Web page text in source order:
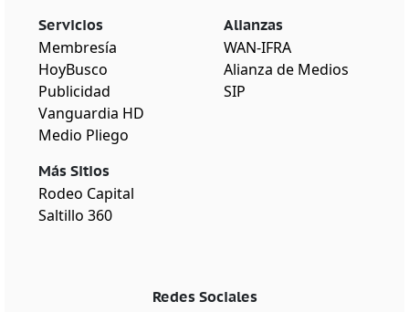
Servicios
Membresía
HoyBusco
Publicidad
Vanguardia HD
Medio Pliego
Más Sitios
Rodeo Capital
Saltillo 360
Alianzas
WAN-IFRA
Alianza de Medios
SIP
Redes Sociales